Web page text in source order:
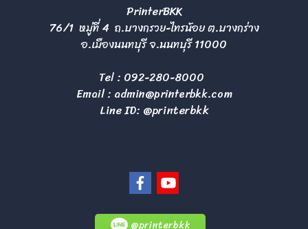
PrinterBKK
76/1 หมู่ที่ 4 ถ.บางกรวย-ไทรน้อย ต.บางกร่าง
อ.เมืองนนทบุรี จ.นนทบุรี 11000
Tel : 092-280-8000
Email : admin@printerbkk.com
Line ID: @printerbkk
@printerbkk